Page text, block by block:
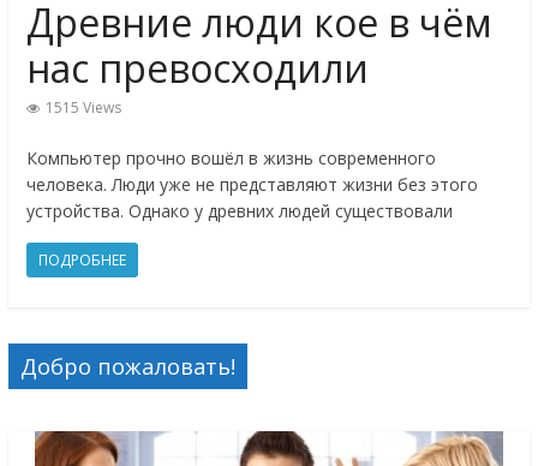
Древние люди кое в чём
нас превосходили
1515 Views
Компьютер прочно вошёл в жизнь современного
человека. Люди уже не представляют жизни без этого
устройства. Однако у древних людей существовали
ПОДРОБНЕЕ
Добро пожаловать!